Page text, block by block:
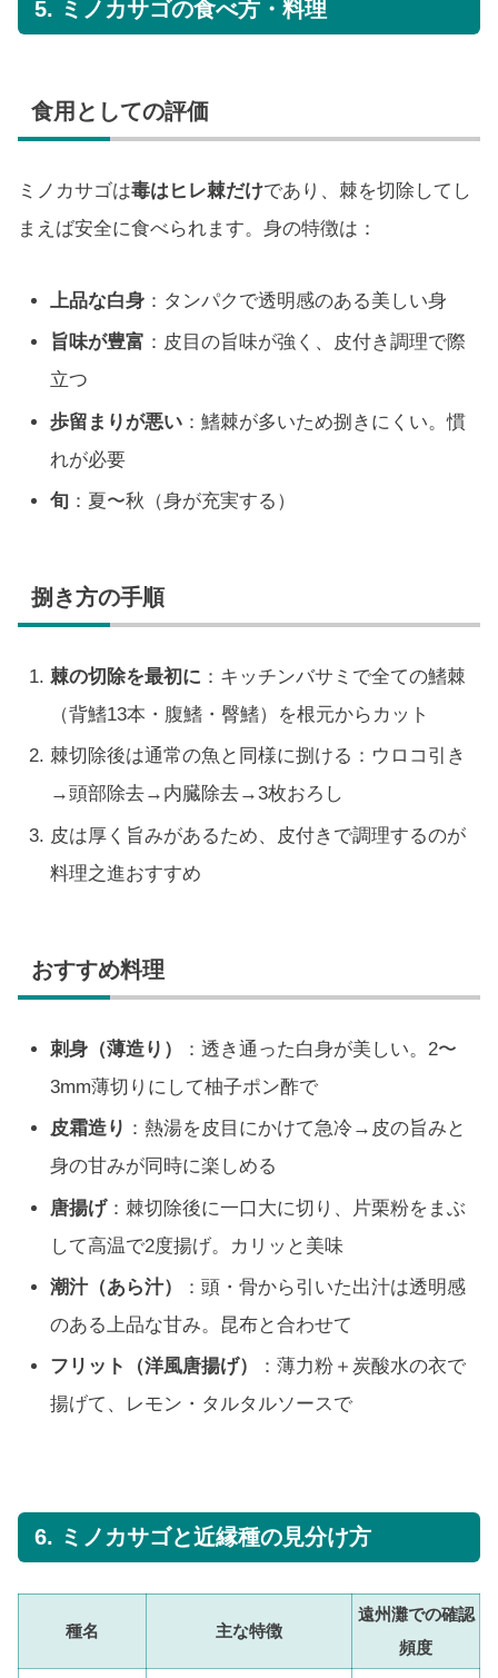
5. ミノカサゴの食べ方・料理
食用としての評価
ミノカサゴは毒はヒレ棘だけであり、棘を切除してし
まえば安全に食べられます。身の特徴は：
上品な白身 ：タンパクで透明感のある美しい身
旨味が豊富 ：皮目の旨味が強く、皮付き調理で際
立つ
歩留まりが悪い ：鰭棘が多いため捌きにくい。慣
れが必要
旬 ：夏〜秋（身が充実する）
捌き方の手順
棘の切除を最初に ：キッチンバサミで全ての鰭棘
（背鰭13本・腹鰭・臀鰭）を根元からカット
棘切除後は通常の魚と同様に捌ける：ウロコ引き
→頭部除去→内臓除去→3枚おろし
皮は厚く旨みがあるため、皮付きで調理するのが
料理之進おすすめ
おすすめ料理
刺身（薄造り）
：透き通った白身が美しい。2〜
3mm薄切りにして柚子ポン酢で
皮霜造り ：熱湯を皮目にかけて急冷→皮の旨みと
身の甘みが同時に楽しめる
唐揚げ：棘切除後に一口大に切り、片栗粉をまぶ
して高温で2度揚げ。カリッと美味
潮汁（あら汁）
：頭・骨から引いた出汁は透明感
のある上品な甘み。昆布と合わせて
フリット（洋風唐揚げ）
：薄力粉＋炭酸水の衣で
揚げて、レモン・タルタルソースで
6. ミノカサゴと近縁種の見分け方
種名 主な特徴
遠州灘での確認
頻度